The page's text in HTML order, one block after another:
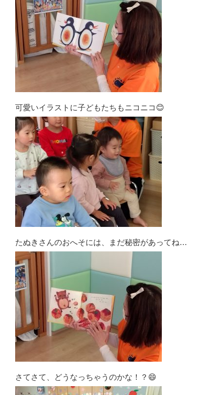
可愛いイラストに子どもたちもニコニコ😊
たぬきさんのおへそには、まだ秘密があってね…
さてさて、どうなっちゃうのかな！？😄